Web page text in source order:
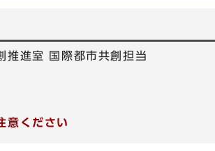
推進室 国際都市共創担当
意ください